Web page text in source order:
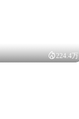
224.4万